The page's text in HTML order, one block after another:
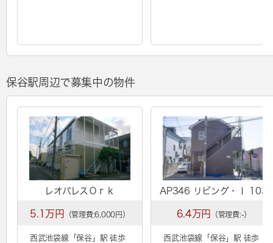
保谷駅周辺で募集中の物件
レオパレスＯｒｋ
5.1万円 （管理費:6,000円）
西武池袋線「保谷」駅 徒歩
AP346 リビング・Ⅰ 103
6.4万円 （管理費:-）
西武池袋線「 保谷」駅 徒歩